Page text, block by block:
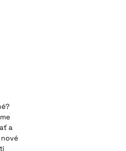
a